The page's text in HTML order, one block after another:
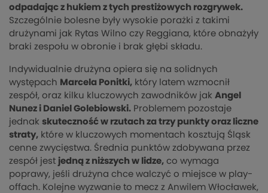
odpadając z hukiem z tych prestiżowych rozgrywek.
Szczególnie bolesne były wysokie porażki z takimi
drużynami jak Rytas Wilno czy Reggiana, które obnażyły
braki zespołu w obronie i brak głębi składu.
Indywidualnie drużyna opiera się na solidnych
występach Marcela Ponitki, który latem wzmocnił
zespół, oraz kilku kluczowych zawodników jak Angel
Nunez i Daniel Golebiowski. Problemem pozostaje
jednak skuteczność w rzutach za trzy punkty oraz liczne
straty, które w kluczowych momentach kosztują Śląsk
cenne zwycięstwa. Średnia punktów zdobywana przez
zespół jest jedną z niższych w lidze, co wymaga
poprawy, jeśli drużyna chce walczyć o miejsce w play-
offach. Kolejne wyzwanie to mecz z Anwilem Włocławek,